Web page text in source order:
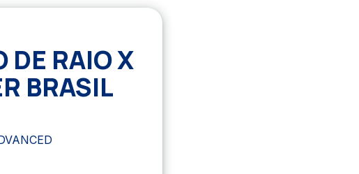
DE RAIO X
BRASIL